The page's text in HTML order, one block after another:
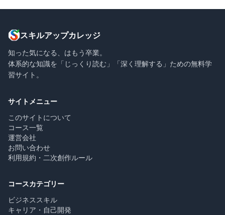
スキルアップカレッジ
知った気になる、はもう卒業。
体系的な知識を「じっくり読む」「深く理解する」ための無料学
習サイト。
サイトメニュー
このサイトについて
コース一覧
運営会社
お問い合わせ
利用規約・二次創作ルール
コースカテゴリー
ビジネススキル
キャリア・自己開発